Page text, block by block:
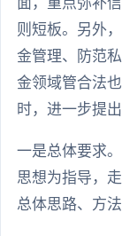
则短板。另外
金管理、防范
金领域管合法
时，进一步提
一是总体要求
思想为指导，
总体思路、方法